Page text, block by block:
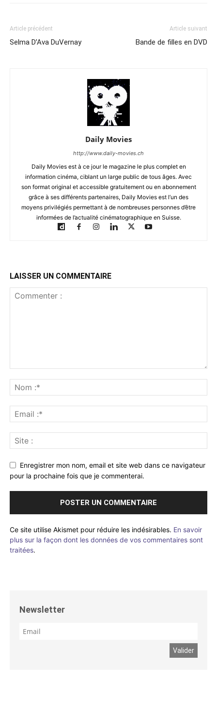
Article précédent
Selma D’Ava DuVernay
Article suivant
Bande de filles en DVD
Daily Movies
http://www.daily-movies.ch
Daily Movies est à ce jour le magazine le plus complet en
information cinéma, ciblant un large public de tous âges. Avec
son format original et accessible gratuitement ou en abonnement
grâce à ses différents partenaires, Daily Movies est l’un des
moyens privilégiés permettant à de nombreuses personnes d’être
informées de l’actualité cinématographique en Suisse.
LAISSER UN COMMENTAIRE
Enregistrer mon nom, email et site web dans ce navigateur
pour la prochaine fois que je commenterai.
Ce site utilise Akismet pour réduire les indésirables. En savoir
plus sur la façon dont les données de vos commentaires sont
traitées.
Newsletter